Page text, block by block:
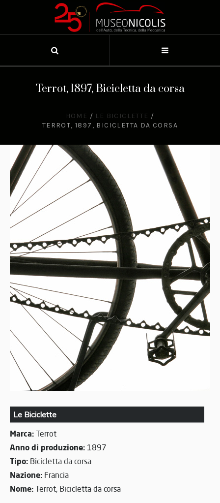
Terrot, 1897, Bicicletta da corsa
HOME / LE BICICLETTE /
TERROT, 1897, BICICLETTA DA CORSA
Le Biciclette
Marca: Terrot
Anno di produzione: 1897
Tipo: Bicicletta da corsa
Nazione: Francia
Nome: Terrot, Bicicletta da corsa